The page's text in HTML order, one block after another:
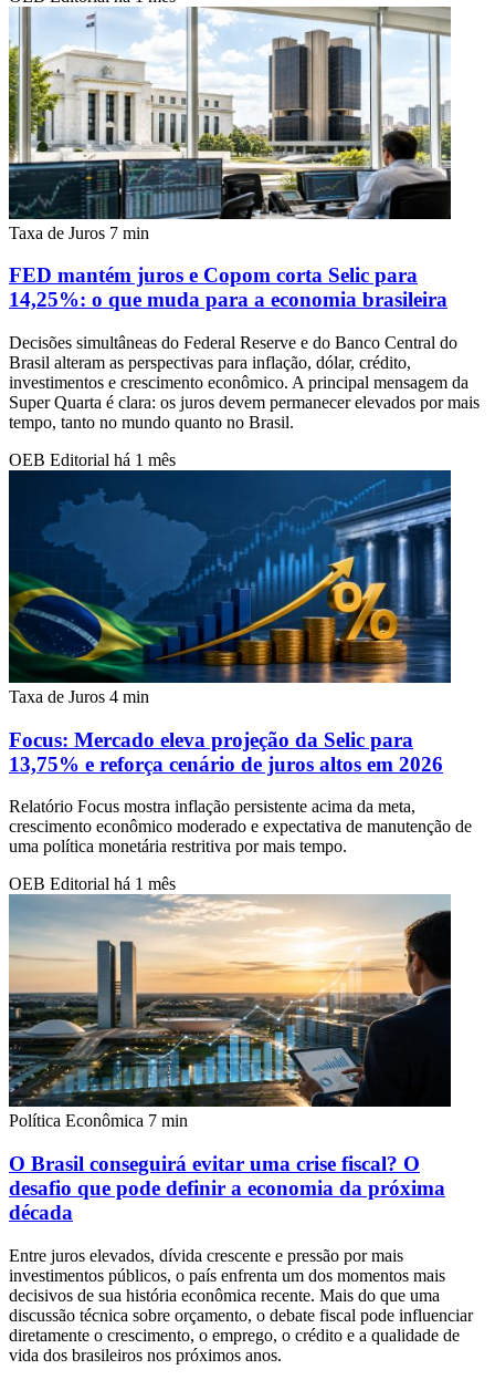
Taxa de Juros 7 min
FED mantém juros e Copom corta Selic para
14,25%: o que muda para a economia brasileira
Decisões simultâneas do Federal Reserve e do Banco Central do
Brasil alteram as perspectivas para inflação, dólar, crédito,
investimentos e crescimento econômico. A principal mensagem da
Super Quarta é clara: os juros devem permanecer elevados por mais
tempo, tanto no mundo quanto no Brasil.
OEB Editorial há 1 mês
Taxa de Juros 4 min
Focus: Mercado eleva projeção da Selic para
13,75% e reforça cenário de juros altos em 2026
Relatório Focus mostra inflação persistente acima da meta,
crescimento econômico moderado e expectativa de manutenção de
uma política monetária restritiva por mais tempo.
OEB Editorial há 1 mês
Política Econômica 7 min
O Brasil conseguirá evitar uma crise fiscal? O
desafio que pode definir a economia da próxima
década
Entre juros elevados, dívida crescente e pressão por mais
investimentos públicos, o país enfrenta um dos momentos mais
decisivos de sua história econômica recente. Mais do que uma
discussão técnica sobre orçamento, o debate fiscal pode influenciar
diretamente o crescimento, o emprego, o crédito e a qualidade de
vida dos brasileiros nos próximos anos.